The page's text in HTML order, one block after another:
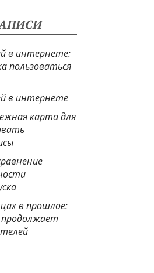
в интернете:
пользоваться
в интернете
карта для
в прошлое: